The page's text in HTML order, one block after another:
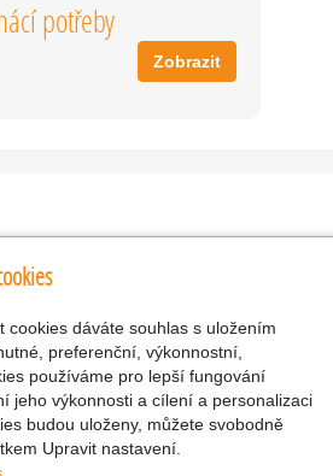
potřeby
Zobrazit
s r.o.
Žacléř, 542 01 Číslo účtu:
cookies dáváte souhlas s uložením
preferenční, výkonnostní,
používáme pro lepší fungování
jeho výkonnosti a cílení a personalizaci
budou uloženy, můžete svobodně
Upravit nastavení.